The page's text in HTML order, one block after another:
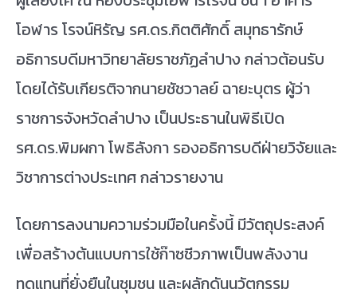
โอฬาร โรจน์หิรัญ รศ.ดร.กิตติศักดิ์ สมุทธารักษ์
อธิการบดีมหาวิทยาลัยราชภัฏลำปาง กล่าวต้อนรับ
โดยได้รับเกียรติจากนายชัชวาลย์ ฉายะบุตร ผู้ว่า
ราชการจังหวัดลำปาง เป็นประธานในพิธีเปิด
รศ.ดร.พิมผกา โพธิลังกา รองอธิการบดีฝ่ายวิจัยและ
วิชาการต่างประเทศ กล่าวรายงาน
โดยการลงนามความร่วมมือในครั้งนี้ มีวัตถุประสงค์
เพื่อสร้างต้นแบบการใช้ก๊าซชีวภาพเป็นพลังงาน
ทดแทนที่ยั่งยืนในชุมชน และผลักดันนวัตกรรม